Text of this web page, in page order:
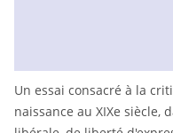
Un essai consacré à la
naissance au XIXe siècle,